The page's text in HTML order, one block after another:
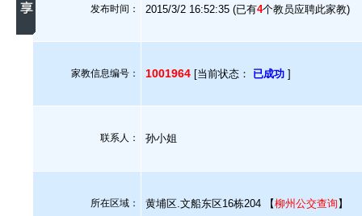
发布时间： 2015/3/2 16:52:35 (已有4个教员应聘此家教)
家教信息编号： 1001964 [当前状态： 已成功 ]
联系人： 孙小姐
所在区域： 黄埔区.文船东区16栋204 【柳州公交查询 】